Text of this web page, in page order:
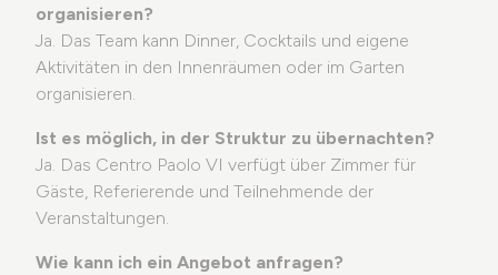
organisieren?
Ja. Das Team kann Dinner, Cocktails und eigene
Aktivitäten in den Innenräumen oder im Garten
organisieren.
Ist es möglich, in der Struktur zu übernachten?
Ja. Das Centro Paolo VI verfügt über Zimmer für
Gäste, Referierende und Teilnehmende der
Veranstaltungen.
Wie kann ich ein Angebot anfragen?